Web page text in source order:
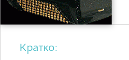
Кратко: